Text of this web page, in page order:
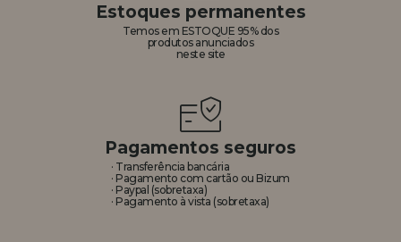
Estoques permanentes
Temos em ESTOQUE 95% dos
produtos anunciados
neste site
Pagamentos seguros
· Transferência bancária
· Pagamento com cartão ou Bizum
· Paypal (sobretaxa)
· Pagamento à vista (sobretaxa)